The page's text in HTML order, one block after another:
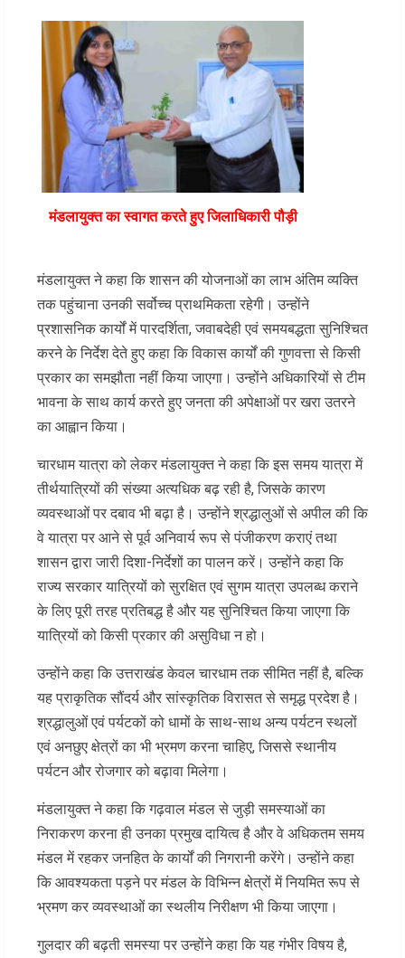
मंडलायुक्त का स्वागत करते हुए जिलाधिकारी पौड़ी
मंडलायुक्त ने कहा कि शासन की योजनाओं का लाभ अंतिम व्यक्ति
तक पहुंचाना उनकी सर्वोच्च प्राथमिकता रहेगी। उन्होंने
प्रशासनिक कार्यों में पारदर्शिता, जवाबदेही एवं समयबद्धता सुनिश्चित
करने के निर्देश देते हुए कहा कि विकास कार्यों की गुणवत्ता से किसी
प्रकार का समझौता नहीं किया जाएगा। उन्होंने अधिकारियों से टीम
भावना के साथ कार्य करते हुए जनता की अपेक्षाओं पर खरा उतरने
का आह्वान किया।
चारधाम यात्रा को लेकर मंडलायुक्त ने कहा कि इस समय यात्रा में
तीर्थयात्रियों की संख्या अत्यधिक बढ़ रही है, जिसके कारण
व्यवस्थाओं पर दबाव भी बढ़ा है। उन्होंने श्रद्धालुओं से अपील की कि
वे यात्रा पर आने से पूर्व अनिवार्य रूप से पंजीकरण कराएं तथा
शासन द्वारा जारी दिशा-निर्देशों का पालन करें। उन्होंने कहा कि
राज्य सरकार यात्रियों को सुरक्षित एवं सुगम यात्रा उपलब्ध कराने
के लिए पूरी तरह प्रतिबद्ध है और यह सुनिश्चित किया जाएगा कि
यात्रियों को किसी प्रकार की असुविधा न हो।
उन्होंने कहा कि उत्तराखंड केवल चारधाम तक सीमित नहीं है, बल्कि
यह प्राकृतिक सौंदर्य और सांस्कृतिक विरासत से समृद्ध प्रदेश है।
श्रद्धालुओं एवं पर्यटकों को धामों के साथ-साथ अन्य पर्यटन स्थलों
एवं अनछुए क्षेत्रों का भी भ्रमण करना चाहिए, जिससे स्थानीय
पर्यटन और रोजगार को बढ़ावा मिलेगा।
मंडलायुक्त ने कहा कि गढ़वाल मंडल से जुड़ी समस्याओं का
निराकरण करना ही उनका प्रमुख दायित्व है और वे अधिकतम समय
मंडल में रहकर जनहित के कार्यों की निगरानी करेंगे। उन्होंने कहा
कि आवश्यकता पड़ने पर मंडल के विभिन्न क्षेत्रों में नियमित रूप से
भ्रमण कर व्यवस्थाओं का स्थलीय निरीक्षण भी किया जाएगा।
गुलदार की बढ़ती समस्या पर उन्होंने कहा कि यह गंभीर विषय है,